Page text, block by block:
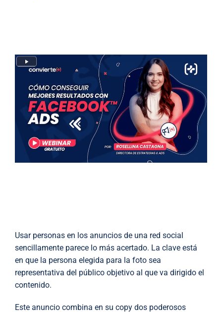
Usar personas en los anuncios de una red social
sencillamente parece lo más acertado. La clave está
en que la persona elegida para la foto sea
representativa del público objetivo al que va dirigido el
contenido.
Este anuncio combina en su copy dos poderosos